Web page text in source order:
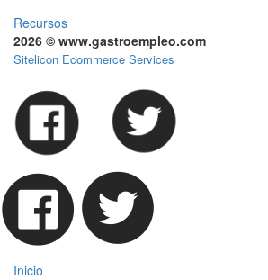
Recursos
2026 © www.gastroempleo.com
Sitelicon Ecommerce Services
Inicio